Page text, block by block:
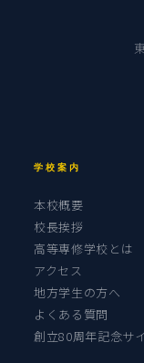
学校案内
本校概要
校長挨拶
高等専修学校とは
アクセス
地方学生の方へ
よくある質問
創立80周年記念サ